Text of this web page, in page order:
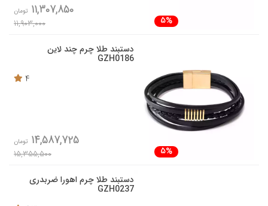
5%
11,307,850 تومان
11,903,000
دستبند طلا چرم چند لاین
GZH0186
4
5%
14,587,725 تومان
15,355,500
دستبند طلا چرم اهورا ضربدری
GZH0237